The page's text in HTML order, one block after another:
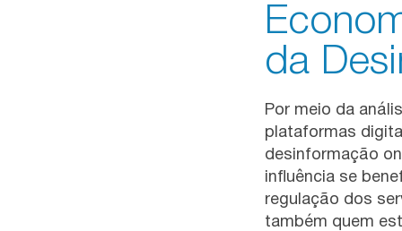
da
Por meio da
plataformas
desinformação
influência se
regulação dos
também quem